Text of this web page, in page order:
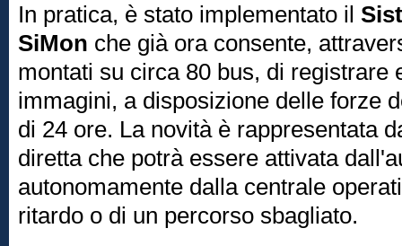
In pratica, è stato implementato il
SiMon che già ora consente,
montati su circa 80 bus, di registrare
immagini, a disposizione delle forze
di 24 ore. La novità è rappresentata
diretta che potrà essere attivata
autonomamente dalla centrale
ritardo o di un percorso sbagliato.